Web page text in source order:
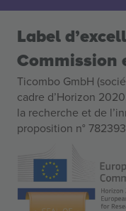
Label
Commission
Ticombo GmbH
cadre d’Horizon
la recherche et de
proposition n°